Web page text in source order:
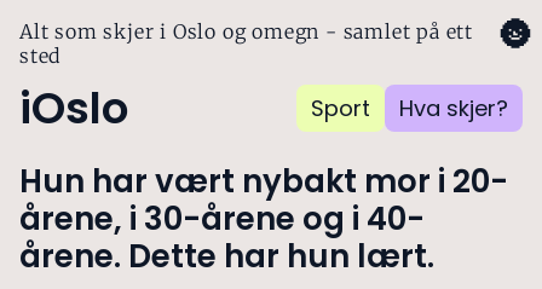
Alt som skjer i Oslo og omegn - samlet på ett
sted
iOslo Sport Hva skjer?
🌚
Hun har vært nybakt mor i 20-
årene, i 30-årene og i 40-
årene. Dette har hun lært.